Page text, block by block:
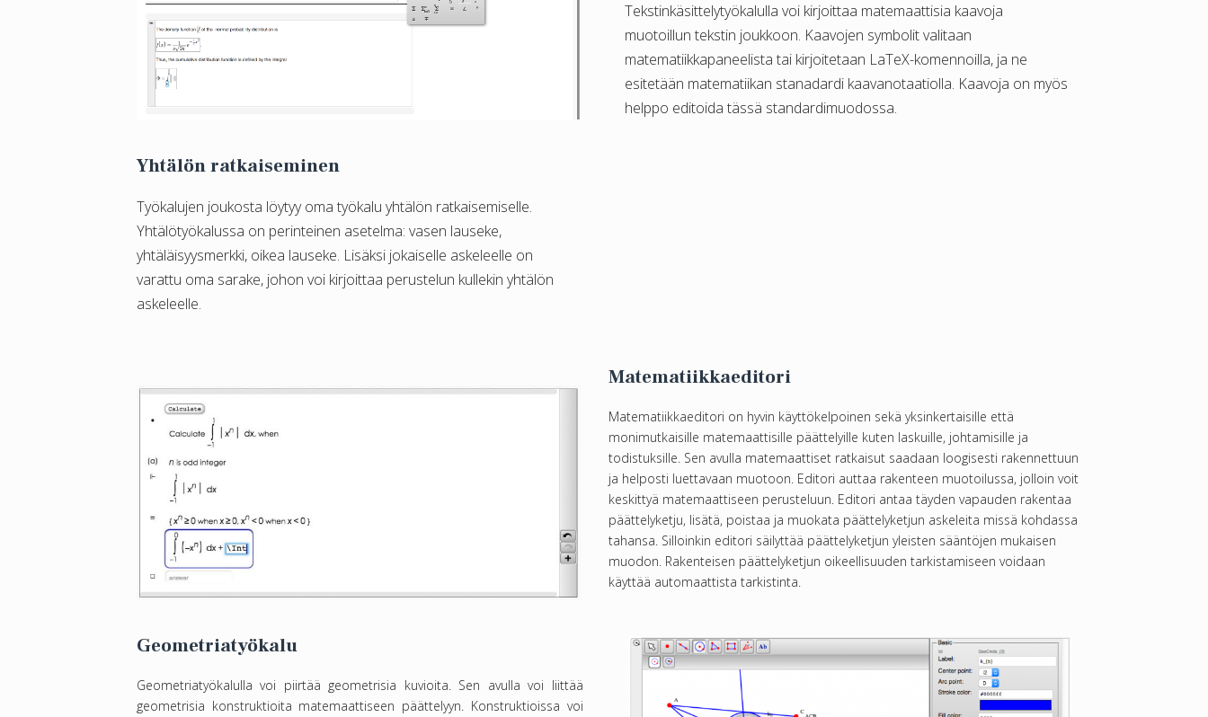
Tekstinkäsittelytyökalulla voi kirjoittaa matemaattisia kaavoja
muotoillun tekstin joukkoon. Kaavojen symbolit valitaan
matematiikkapaneelista tai kirjoitetaan LaTeX-komennoilla, ja ne
esitetään matematiikan stanadardi kaavanotaatiolla. Kaavoja on myös
helppo editoida tässä standardimuodossa.
Yhtälön ratkaiseminen
Työkalujen joukosta löytyy oma työkalu yhtälön ratkaisemiselle.
Yhtälötyökalussa on perinteinen asetelma: vasen lauseke,
yhtäläisyysmerkki, oikea lauseke. Lisäksi jokaiselle askeleelle on
varattu oma sarake, johon voi kirjoittaa perustelun kullekin yhtälön
askeleelle.
Matematiikkaeditori
Matematiikkaeditori on hyvin käyttökelpoinen sekä yksinkertaisille että
monimutkaisille matemaattisille päättelyille kuten laskuille, johtamisille ja
todistuksille. Sen avulla matemaattiset ratkaisut saadaan loogisesti rakennettuun
ja helposti luettavaan muotoon. Editori auttaa rakenteen muotoilussa, jolloin voit
keskittyä matemaattiseen perusteluun. Editori antaa täyden vapauden rakentaa
päättelyketju, lisätä, poistaa ja muokata päättelyketjun askeleita missä kohdassa
tahansa. Silloinkin editori säilyttää päättelyketjun yleisten sääntöjen mukaisen
muodon. Rakenteisen päättelyketjun oikeellisuuden tarkistamiseen voidaan
käyttää automaattista tarkistinta.
Geometriatyökalu
Geometriatyökalulla voi piirtää geometrisia kuvioita. Sen avulla voi liittää
geometrisia konstruktioita matemaattiseen päättelyyn. Konstruktioissa voi